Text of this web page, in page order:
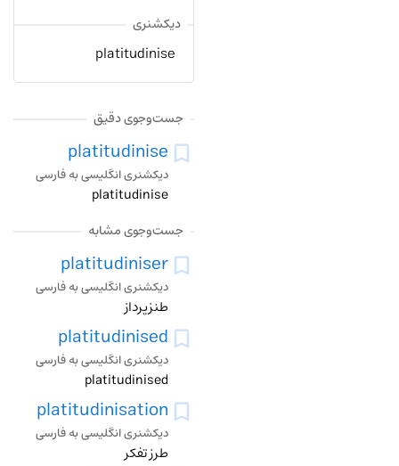
دیکشنری
platitudinise
جست‌وجوی دقیق
platitudinise
دیکشنری انگلیسی به فارسی
platitudinise
جست‌وجوی مشابه
platitudiniser
دیکشنری انگلیسی به فارسی
طنزپرداز
platitudinised
دیکشنری انگلیسی به فارسی
platitudinised
platitudinisation
دیکشنری انگلیسی به فارسی
طرز تفکر